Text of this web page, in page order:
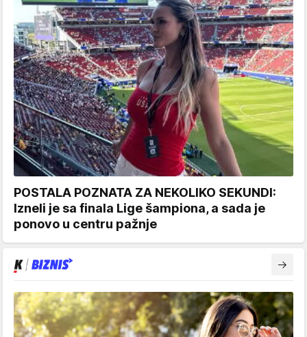
POSTALA POZNATA ZA NEKOLIKO SEKUNDI:
Izneli je sa finala Lige šampiona, a sada je
ponovo u centru pažnje